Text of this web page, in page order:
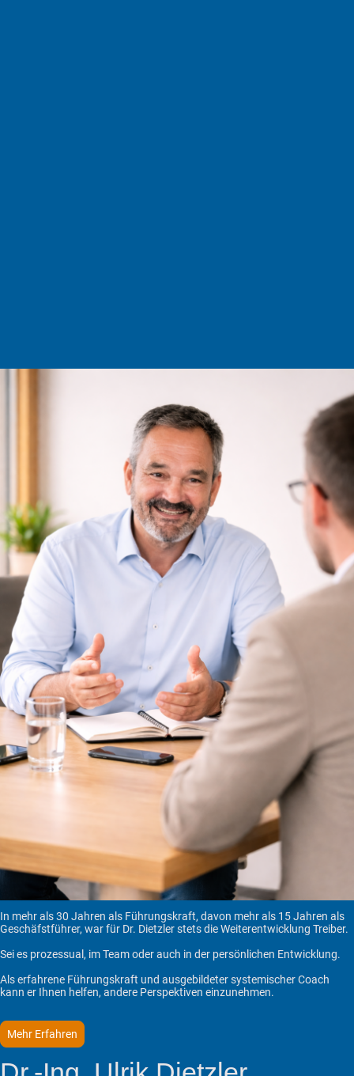
In mehr als 30 Jahren als Führungskraft, davon mehr als 15 Jahren als
Geschäfstführer, war für Dr. Dietzler stets die Weiterentwicklung Treiber.
Sei es prozessual, im Team oder auch in der persönlichen Entwicklung.
Als erfahrene Führungskraft und ausgebildeter systemischer Coach
kann er Ihnen helfen, andere Perspektiven einzunehmen.
Mehr Erfahren